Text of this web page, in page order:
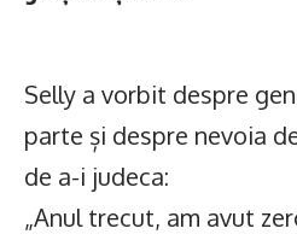
Selly a vorbit despre
parte și despre nevoia
de a-i judeca:
„Anul trecut, am avut